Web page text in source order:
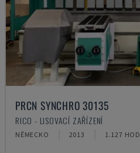
PRCN SYNCHRO 30135
RICO - LISOVACÍ ZAŘÍZENÍ
NĚMECKO 2013 1.127 HOD